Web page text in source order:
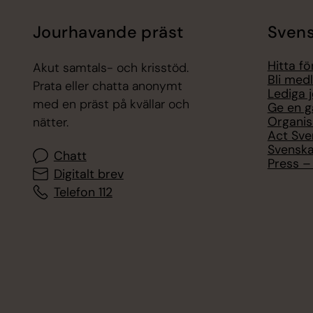
Jourhavande präst
Akut samtals- och krisstöd.
Prata eller chatta anonymt
med en präst på kvällar och
nätter.
Chatt
Digitalt brev
Telefon 112
Hitta
Bli
Lediga
Ge en
Act
Press